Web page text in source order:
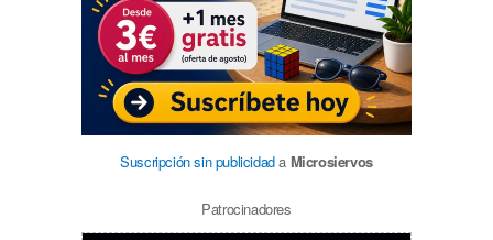
Suscripción sin publicidada Microsiervos
Patrocinadores